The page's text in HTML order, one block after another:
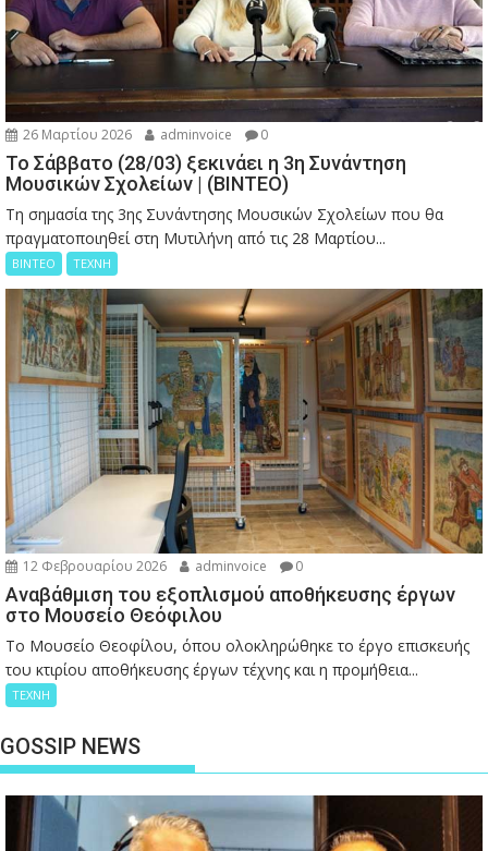
26 Μαρτίου 2026 adminvoice 0
Το Σάββατο (28/03) ξεκινάει η 3η Συνάντηση
Μουσικών Σχολείων | (ΒΙΝΤΕΟ)
Τη σημασία της 3ης Συνάντησης Μουσικών Σχολείων που θα
πραγματοποιηθεί στη Μυτιλήνη από τις 28 Μαρτίου...
ΒΙΝΤΕΟ ΤΕΧΝΗ
12 Φεβρουαρίου 2026 adminvoice 0
Αναβάθμιση του εξοπλισμού αποθήκευσης έργων
στο Μουσείο Θεόφιλου
Το Μουσείο Θεοφίλου, όπου ολοκληρώθηκε το έργο επισκευής
του κτιρίου αποθήκευσης έργων τέχνης και η προμήθεια...
ΤΕΧΝΗ
GOSSIP NEWS